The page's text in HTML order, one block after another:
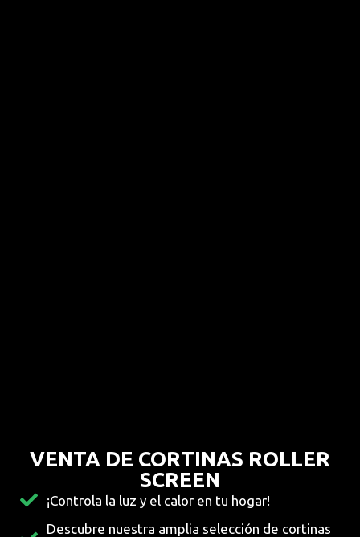
VENTA DE CORTINAS ROLLER
SCREEN
¡Controla la luz y el calor en tu hogar!
Descubre nuestra amplia selección de cortinas